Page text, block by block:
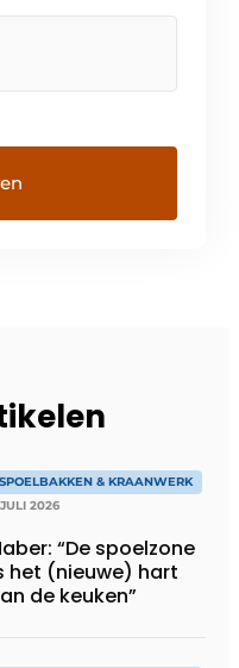
SPOELBAKKEN & KRAANWERK
2026
“De spoelzone
het (nieuwe) hart
de keuken”